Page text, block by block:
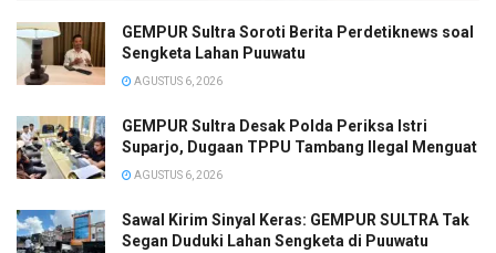
GEMPUR Sultra Soroti Berita Perdetiknews soal
Sengketa Lahan Puuwatu
AGUSTUS 6, 2026
GEMPUR Sultra Desak Polda Periksa Istri
Suparjo, Dugaan TPPU Tambang Ilegal Menguat
AGUSTUS 6, 2026
Sawal Kirim Sinyal Keras: GEMPUR SULTRA Tak
Segan Duduki Lahan Sengketa di Puuwatu